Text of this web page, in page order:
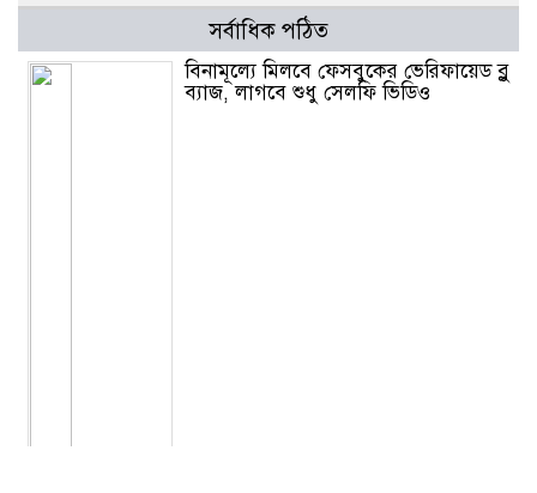
সর্বাধিক পঠিত
বিনামূল্যে মিলবে ফেসবুকের ভেরিফায়েড ব্লু
ব্যাজ, লাগবে শুধু সেলফি ভিডিও